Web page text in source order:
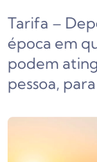
Tarifa –
época em
podem
pessoa,